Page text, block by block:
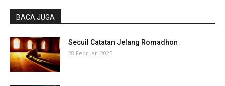
BACA JUGA
Secuil Catatan Jelang Romadhon
28 Februari 2025